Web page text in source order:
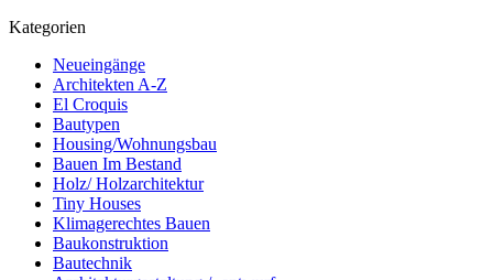
Kategorien
Neueingänge
Architekten A-Z
El Croquis
Bautypen
Housing/Wohnungsbau
Bauen Im Bestand
Holz/ Holzarchitektur
Tiny Houses
Klimagerechtes Bauen
Baukonstruktion
Bautechnik